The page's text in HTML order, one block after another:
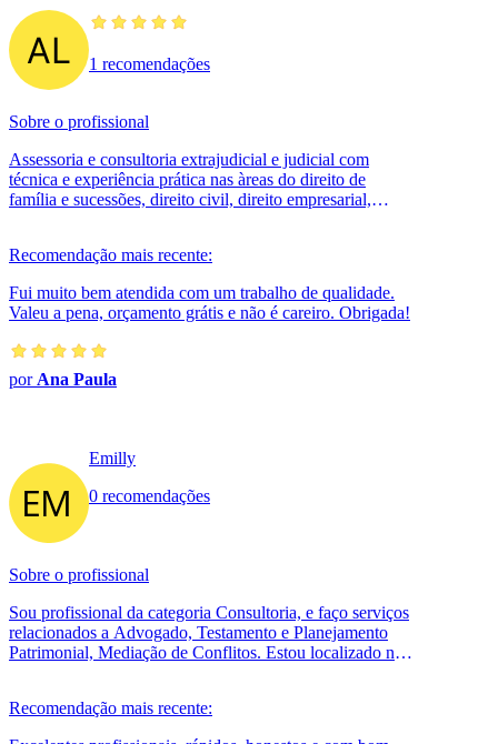
1 recomendações
Sobre o profissional
Assessoria e consultoria extrajudicial e judicial com
técnica e experiência prática nas àreas do direito de
família e sucessões, direito civil, direito empresarial,
Recomendação mais recente:
Fui muito bem atendida com um trabalho de qualidade.
Valeu a pena, orçamento grátis e não é careiro. Obrigada!
por Ana Paula
Emilly
0 recomendações
Sobre o profissional
Sou profissional da categoria Consultoria, e faço serviços
relacionados a Advogado, Testamento e Planejamento
Patrimonial, Mediação de Conflitos. Estou localizado no
Recomendação mais recente: